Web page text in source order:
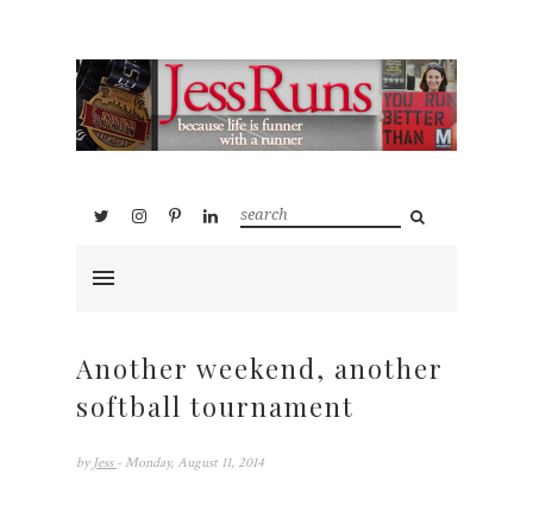
Another weekend, another
softball tournament
by Jess - Monday, August 11, 2014